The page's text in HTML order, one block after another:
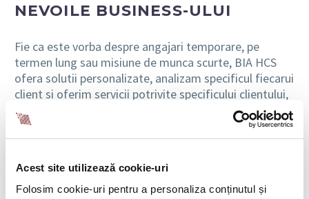
Acest site utilizează cookie-uri
Folosim cookie-uri pentru a personaliza conținutul și
NEVOILE BUSINESS-ULUI
Fie ca este vorba despre angajari temporare, pe
termen lung sau misiune de munca scurte, BIA HCS
ofera solutii personalizate, analizam specificul fiecarui
client si oferim servicii potrivite specificului clientului,
astfel incat personalul angajat sa se integreze perfect
in companie.
ACCES LA O BAZA EXTINSA DE
CANDIDATI CALIFICATI